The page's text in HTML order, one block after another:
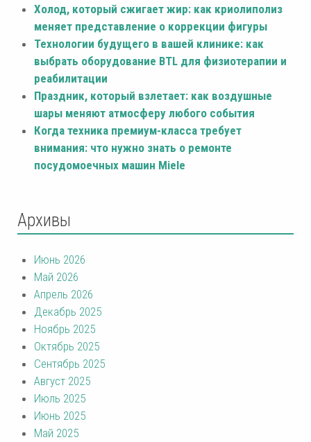
Холод, который сжигает жир: как криолиполиз
меняет представление о коррекции фигуры
Технологии будущего в вашей клинике: как
выбрать оборудование BTL для физиотерапии и
реабилитации
Праздник, который взлетает: как воздушные
шары меняют атмосферу любого события
Когда техника премиум-класса требует
внимания: что нужно знать о ремонте
посудомоечных машин Miele
Архивы
Июнь 2026
Май 2026
Апрель 2026
Декабрь 2025
Ноябрь 2025
Октябрь 2025
Сентябрь 2025
Август 2025
Июль 2025
Июнь 2025
Май 2025